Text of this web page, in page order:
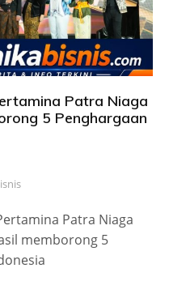
Patra Niaga
5 Penghargaan
Patra Niaga
memborong 5